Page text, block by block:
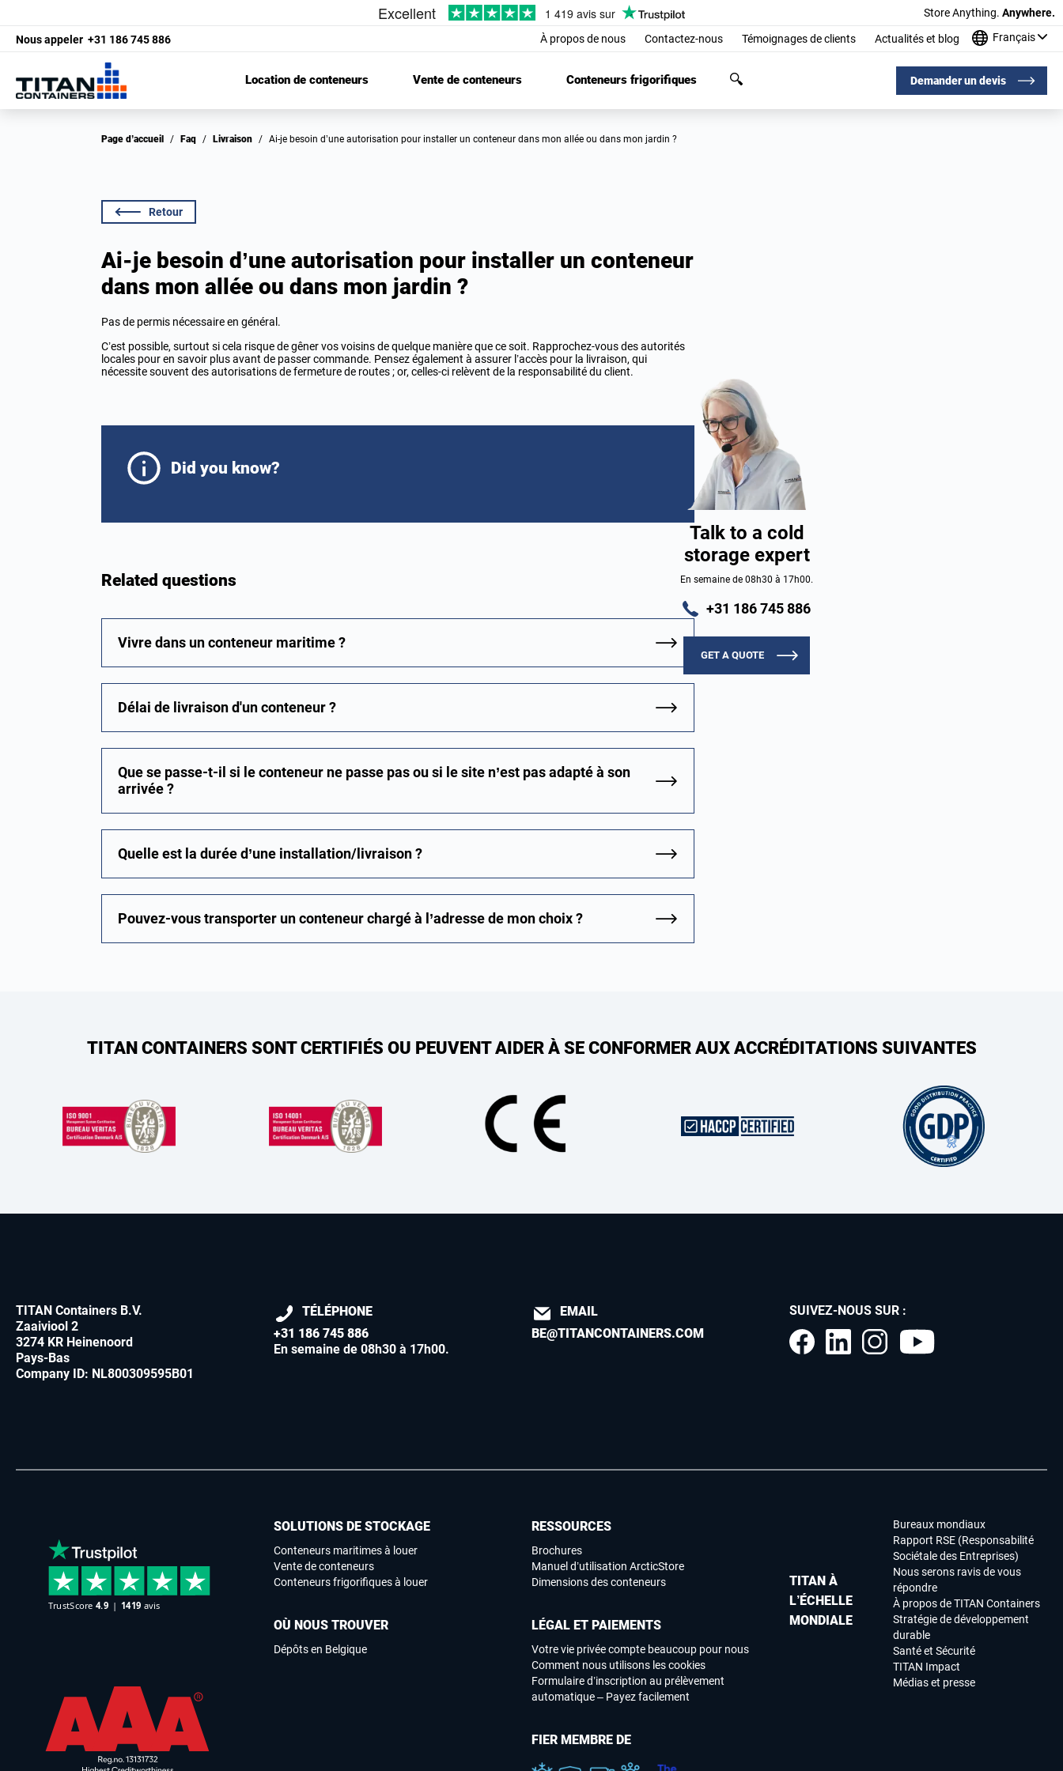
Store Anything. Anywhere.
Nous appeler +31 186 745 886 À propos de nous Contactez-nous Témoignages de clients Actualités et blog Français
Location de conteneurs Vente de conteneurs Conteneurs frigorifiques Demander un devis
Page d’accueil / Faq / Livraison / Ai-je besoin d’une autorisation pour installer un conteneur dans mon allée ou dans mon jardin ?
Retour
Ai-je besoin d’une autorisation pour installer un conteneur
dans mon allée ou dans mon jardin ?
Pas de permis nécessaire en général.
C’est possible, surtout si cela risque de gêner vos voisins de quelque manière que ce soit. Rapprochez-vous des autorités
locales pour en savoir plus avant de passer commande. Pensez également à assurer l’accès pour la livraison, qui
nécessite souvent des autorisations de fermeture de routes ; or, celles-ci relèvent de la responsabilité du client.
Did you know?
Related questions
Vivre dans un conteneur maritime ?
Délai de livraison d'un conteneur ?
Que se passe-t-il si le conteneur ne passe pas ou si le site n’est pas adapté à son
arrivée ?
Quelle est la durée d’une installation/livraison ?
Pouvez-vous transporter un conteneur chargé à l’adresse de mon choix ?
Talk to a cold
storage expert
En semaine de 08h30 à 17h00.
+31 186 745 886
GET A QUOTE
TITAN CONTAINERS SONT CERTIFIÉS OU PEUVENT AIDER À SE CONFORMER AUX ACCRÉDITATIONS SUIVANTES
TITAN Containers B.V.
Zaaiviool 2
3274 KR Heinenoord
Pays-Bas
Company ID: NL800309595B01
TÉLÉPHONE
+31 186 745 886
En semaine de 08h30 à 17h00.
EMAIL
BE@TITANCONTAINERS.COM
SUIVEZ-NOUS SUR :
SOLUTIONS DE STOCKAGE
Conteneurs maritimes à louer
Vente de conteneurs
Conteneurs frigorifiques à louer
OÙ NOUS TROUVER
Dépôts en Belgique
TITAN À
L’ÉCHELLE
MONDIALE
Bureaux mondiaux
Rapport RSE (Responsabilité
Sociétale des Entreprises)
Nous serons ravis de vous
répondre
À propos de TITAN Containers
Stratégie de développement
durable
Santé et Sécurité
TITAN Impact
Médias et presse
RESSOURCES
Brochures
Manuel d’utilisation ArcticStore
Dimensions des conteneurs
LÉGAL ET PAIEMENTS
Votre vie privée compte beaucoup pour nous
Comment nous utilisons les cookies
Formulaire d’inscription au prélèvement
automatique – Payez facilement
FIER MEMBRE DE